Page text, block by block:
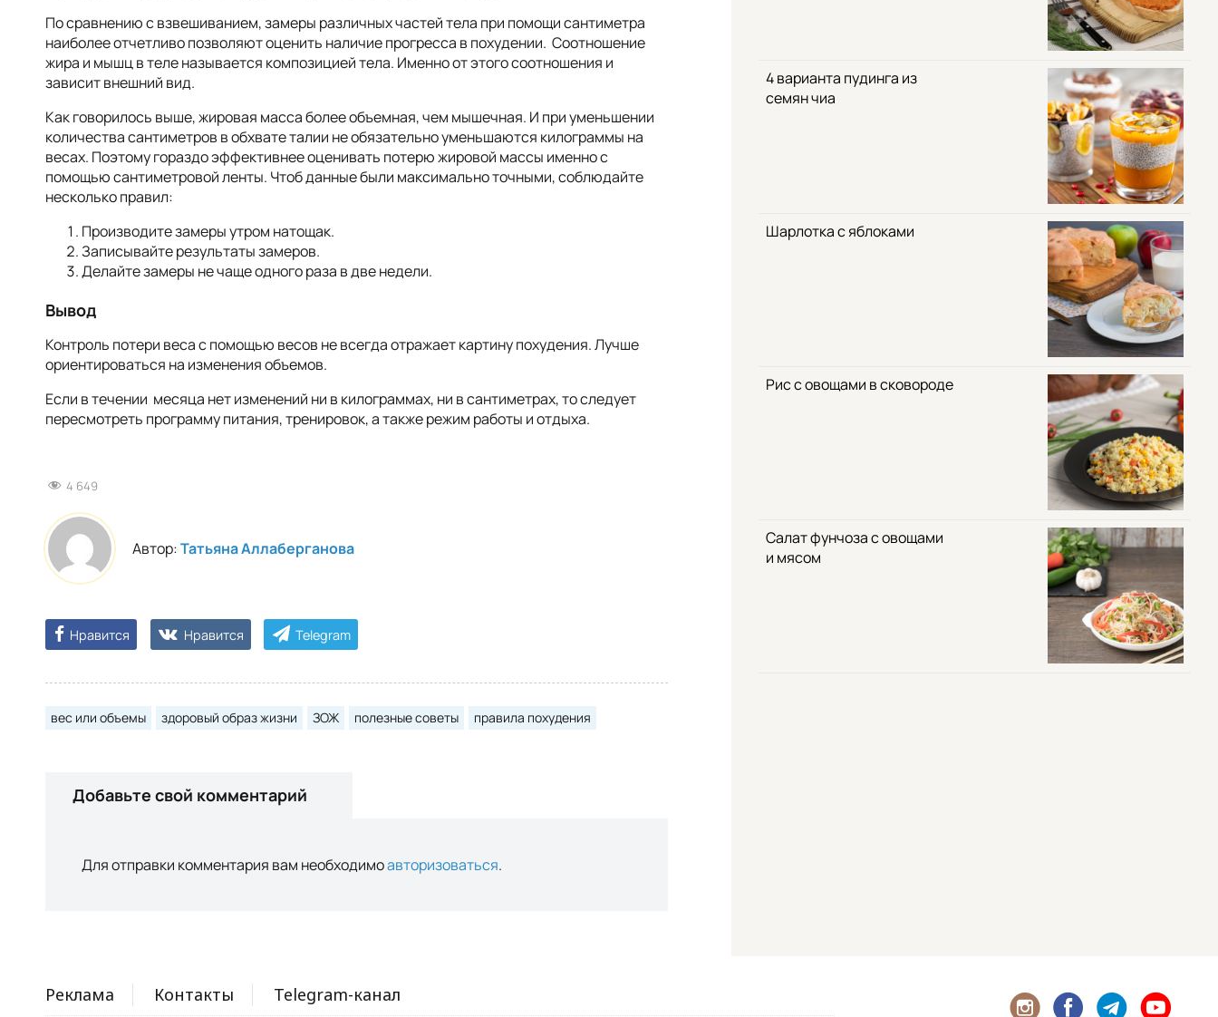
По сравнению с взвешиванием, замеры различных частей тела при помощи сантиметра
наиболее отчетливо позволяют оценить наличие прогресса в похудении. Соотношение
жира и мышц в теле называется композицией тела. Именно от этого соотношения и
зависит внешний вид.
Как говорилось выше, жировая масса более объемная, чем мышечная. И при уменьшении
количества сантиметров в обхвате талии не обязательно уменьшаются килограммы на
весах. Поэтому гораздо эффективнее оценивать потерю жировой массы именно с
помощью сантиметровой ленты. Чтоб данные были максимально точными, соблюдайте
несколько правил:
Производите замеры утром натощак.
Записывайте результаты замеров.
Делайте замеры не чаще одного раза в две недели.
Вывод
Контроль потери веса с помощью весов не всегда отражает картину похудения. Лучше
ориентироваться на изменения объемов.
Если в течении месяца нет изменений ни в килограммах, ни в сантиметрах, то следует
пересмотреть программу питания, тренировок, а также режим работы и отдыха.
4 649
Автор:Татьяна Аллаберганова
Нравится Нравится Telegram
вес или объемы здоровый образ жизни ЗОЖ полезные советы правила похудения
Добавьте свой комментарий
Для отправки комментария вам необходимоавторизоваться.
4 варианта пудинга из
семян чиа
Шарлотка с яблоками
Рис с овощами в сковороде
Салат фунчоза с овощами
и мясом
Реклама Контакты Telegram-канал